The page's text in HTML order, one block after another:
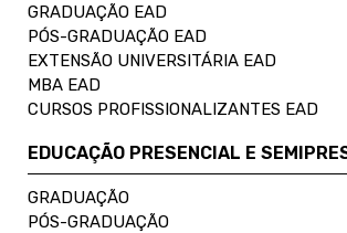
GRADUAÇÃO EAD
PÓS-GRADUAÇÃO EAD
EXTENSÃO UNIVERSITÁRIA EAD
MBA EAD
CURSOS PROFISSIONALIZANTES EAD
EDUCAÇÃO PRESENCIAL E
GRADUAÇÃO
PÓS-GRADUAÇÃO